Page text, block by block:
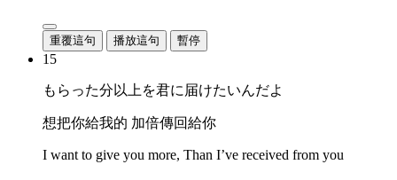
重覆這句 播放這句 暫停
15
もらった分以上を君に届けたいんだよ
想把你給我的 加倍傳回給你
I want to give you more, Than I’ve received from you